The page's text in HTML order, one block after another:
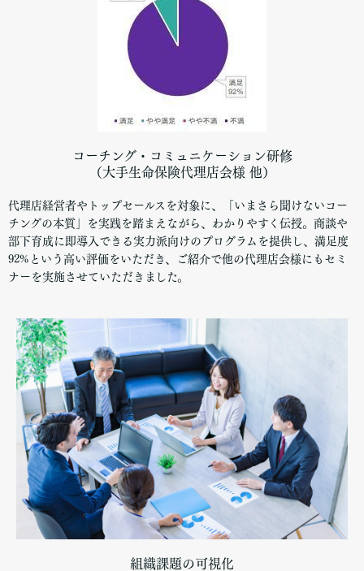
コーチング・コミュニケーション研修
（大手生命保険代理店会様 他）
代理店経営者やトップセールスを対象に、「いまさら聞けないコー
チングの本質」を実践を踏まえながら、わかりやすく伝授。商談や
部下育成に即導入できる実力派向けのプログラムを提供し、満足度
92%という高い評価をいただき、ご紹介で他の代理店会様にもセミ
ナーを実施させていただきました。
組織課題の可視化